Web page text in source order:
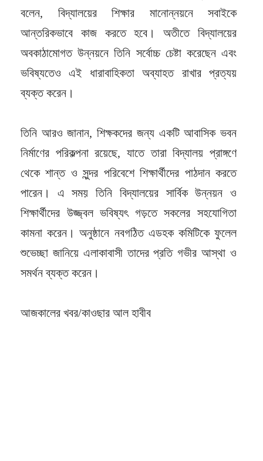
বলেন, বিদ্যালয়ের শিক্ষার মানোন্নয়নে সবাইকে
আন্তরিকভাবে কাজ করতে হবে। অতীতে বিদ্যালয়ের
অবকাঠামোগত উন্নয়নে তিনি সর্বোচ্চ চেষ্টা করেছেন এবং
ভবিষ্যতেও এই ধারাবাহিকতা অব্যাহত রাখার প্রত্যয়
ব্যক্ত করেন।
তিনি আরও জানান, শিক্ষকদের জন্য একটি আবাসিক ভবন
নির্মাণের পরিকল্পনা রয়েছে, যাতে তারা বিদ্যালয় প্রাঙ্গণে
থেকে শান্ত ও সুন্দর পরিবেশে শিক্ষার্থীদের পাঠদান করতে
পারেন। এ সময় তিনি বিদ্যালয়ের সার্বিক উন্নয়ন ও
শিক্ষার্থীদের উজ্জ্বল ভবিষ্যৎ গড়তে সকলের সহযোগিতা
কামনা করেন। অনুষ্ঠানে নবগঠিত এডহক কমিটিকে ফুলেল
শুভেচ্ছা জানিয়ে এলাকাবাসী তাদের প্রতি গভীর আস্থা ও
সমর্থন ব্যক্ত করেন।
আজকালের খবর/কাওছার আল হাবীব